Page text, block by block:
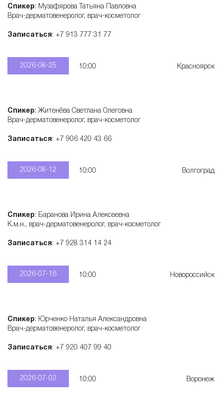
и
с
м
к
м
е
т
о
л
Спикер: Музафярова Татьяна Павловна
Врач-дерматовенеролог, врач-косметолог
Записаться: +7 913 777 31 77
2026-08-25 10:00 Красноярск
Спикер: Житенёва Светлана Олеговна
Врач-дерматовенеролог, врач-косметолог
Записаться: +7 906 420 43 66
2026-08-12 10:00 Волгоград
Спикер: Баранова Ирина Алексеевна
К.м.н., врач-дерматовенеролог, врач-косметолог
Записаться: +7 928 314 14 24
2026-07-16 10:00 Новороссийск
Спикер: Юрченко Наталья Александровна
Врач-дерматовенеролог, врач-косметолог
Записаться: +7 920 407 99 40
2026-07-02 10:00 Воронеж